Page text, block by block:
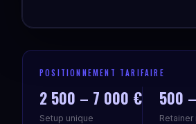
POSITIONNEMENT TARIFAIRE
2 500 – 7 000 €
Setup unique
500
Retainer